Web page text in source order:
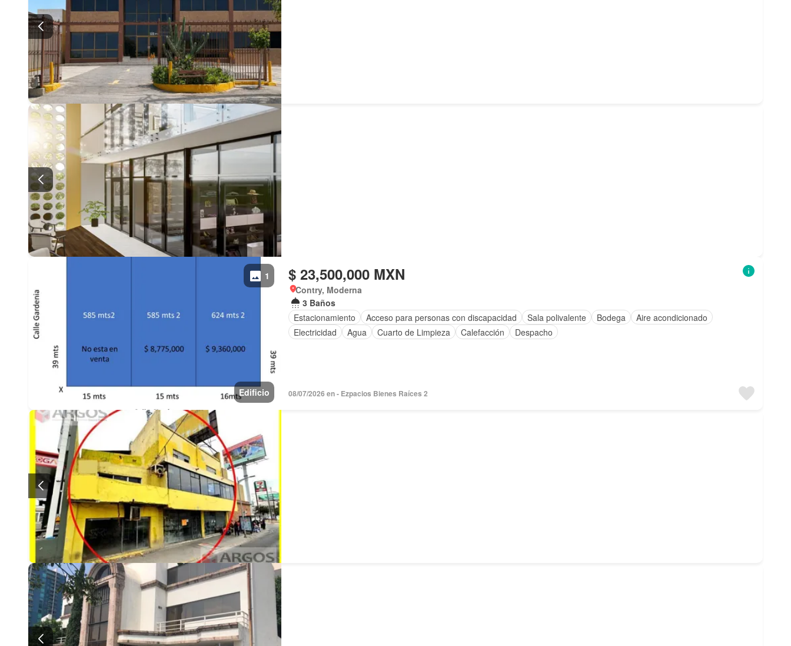
Edificio
1 $ 23,500,000 MXN
Contry, Moderna
3 Baños
Estacionamiento
Acceso para personas con discapacidad Sala polivalente Bodega
Aire acondicionado
Electricidad
Agua Cuarto de Limpieza Calefacción Despacho
08/07/2026 en - Ezpacios Bienes Raíces 2